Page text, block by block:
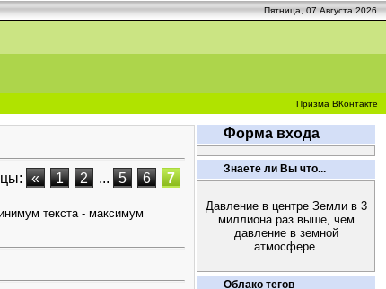
Пятница, 07 Августа 2026
Призма ВКонтакте
« 1 2 ... 5 6 7
текста - максимум
Форма входа
Знаете ли Вы что...
Давление в центре Земли в 3
миллиона раз выше, чем
давление в земной
атмосфере.
Облако тегов